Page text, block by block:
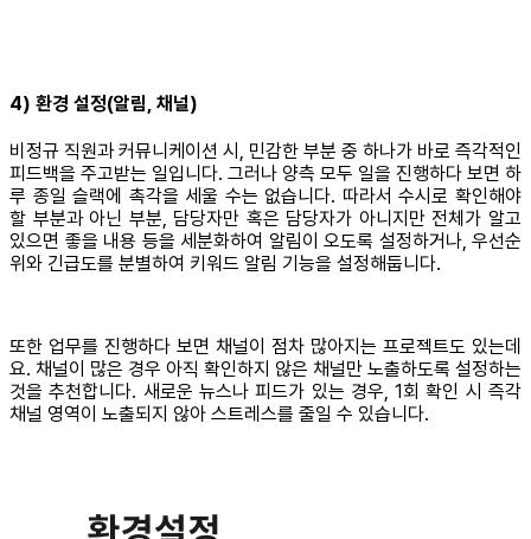
4) 환경 설정(알림, 채널)
비정규 직원과 커뮤니케이션 시, 민감한 부분 중 하나가 바로 즉각적인
피드백을 주고받는 일입니다. 그러나 양측 모두 일을 진행하다 보면 하
루 종일 슬랙에 촉각을 세울 수는 없습니다. 따라서 수시로 확인해야
할 부분과 아닌 부분, 담당자만 혹은 담당자가 아니지만 전체가 알고
있으면 좋을 내용 등을 세분화하여 알림이 오도록 설정하거나, 우선순
위와 긴급도를 분별하여 키워드 알림 기능을 설정해둡니다.
또한 업무를 진행하다 보면 채널이 점차 많아지는 프로젝트도 있는데
요. 채널이 많은 경우 아직 확인하지 않은 채널만 노출하도록 설정하는
것을 추천합니다. 새로운 뉴스나 피드가 있는 경우, 1회 확인 시 즉각
채널 영역이 노출되지 않아 스트레스를 줄일 수 있습니다.